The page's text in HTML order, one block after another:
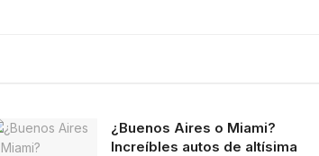
¿Buenos Aires o Miami?
Increíbles autos de altísima